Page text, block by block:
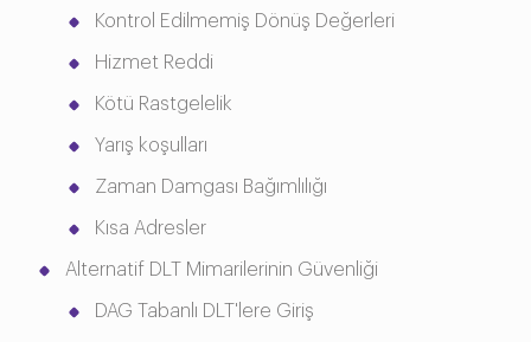
Kontrol Edilmemiş Dönüş Değerleri
Hizmet Reddi
Kötü Rastgelelik
Yarış koşulları
Zaman Damgası Bağımlılığı
Kısa Adresler
Alternatif DLT Mimarilerinin Güvenliği
DAG Tabanlı DLT'lere Giriş